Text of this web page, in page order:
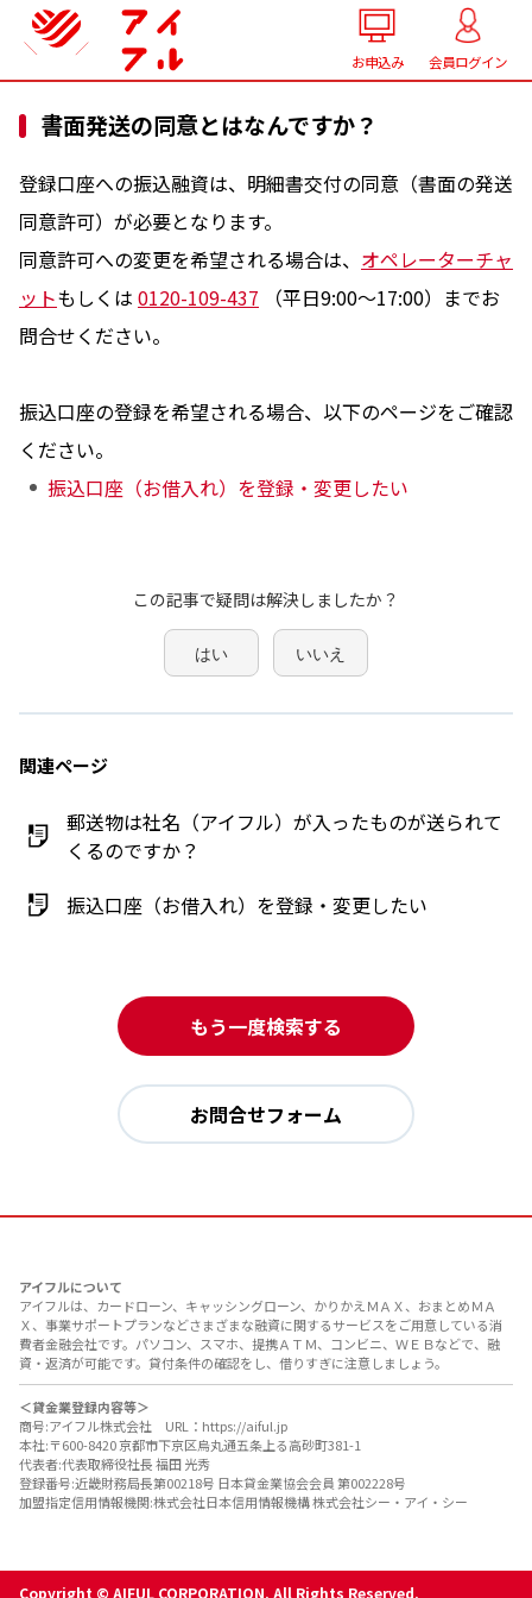
お申込み 会員ログイン
書面発送の同意とはなんですか？
登録口座への振込融資は、明細書交付の同意（書面の発送
同意許可）が必要となります。
同意許可への変更を希望される場合は、 オペレーターチャ
ットもしくは 0120-109-437 （平日9:00～17:00）までお
問合せください。
振込口座の登録を希望される場合、以下のページをご確認
ください。
振込口座（お借入れ）を登録・変更したい
この記事で疑問は解決しましたか？
はい いいえ
関連ページ
郵送物は社名（アイフル）が入ったものが送られて
くるのですか？
振込口座（お借入れ）を登録・変更したい
もう一度検索する
お問合せフォーム
アイフルについて
アイフルは、カードローン、キャッシングローン、かりかえＭＡＸ、おまとめＭＡ
Ｘ、事業サポートプランなどさまざまな融資に関するサービスをご用意している消
費者金融会社です。パソコン、スマホ、提携ＡＴＭ、コンビニ、ＷＥＢなどで、融
資・返済が可能です。貸付条件の確認をし、借りすぎに注意しましょう。
＜貸金業登録内容等＞
商号:アイフル株式会社 URL：https://aiful.jp
本社:〒600-8420 京都市下京区烏丸通五条上る高砂町381-1
代表者:代表取締役社長 福田 光秀
登録番号:近畿財務局長第00218号 日本貸金業協会会員 第002228号
加盟指定信用情報機関:株式会社日本信用情報機構 株式会社シー・アイ・シー
Copyright © AIFUL CORPORATION. All Rights Reserved.